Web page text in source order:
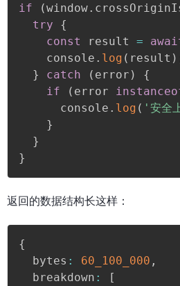
if (window.
try
{
const
result =
    console
. log ( result )
}
catch ( error )
{
if
( error
      console
. log ( '安全
}
}
}
返回的数据结构长这样：
{
bytes : 60_100_000 ,
  breakdown
:
[